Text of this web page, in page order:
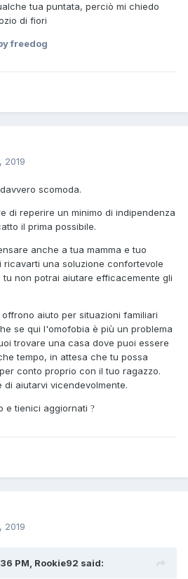
tua puntata, perciò mi chiedo
di fiori
freedog
2019
scomoda.
di reperire un minimo di indipendenza
il prima possibile.
anche a tua mamma e tuo
una soluzione confortevole
non potrai aiutare efficacemente gli
aiuto per situazioni familiari
se qui l'omofobia è più un problema
trovare una casa dove puoi essere
tempo, in attesa che tu possa
conto proprio con il tuo ragazzo.
aiutarvi vicendevolmente.
e tienici aggiornati ?
2019
PM, Rookie92 said: